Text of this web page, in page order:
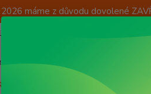
2026 máme z důvodu dovolené